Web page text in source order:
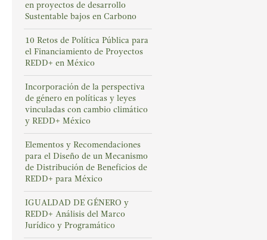
en proyectos de desarrollo
Sustentable bajos en Carbono
10 Retos de Política Pública para
el Financiamiento de Proyectos
REDD+ en México
Incorporación de la perspectiva
de género en políticas y leyes
vinculadas con cambio climático
y REDD+ México
Elementos y Recomendaciones
para el Diseño de un Mecanismo
de Distribución de Beneficios de
REDD+ para México
IGUALDAD DE GÉNERO y
REDD+ Análisis del Marco
Jurídico y Programático